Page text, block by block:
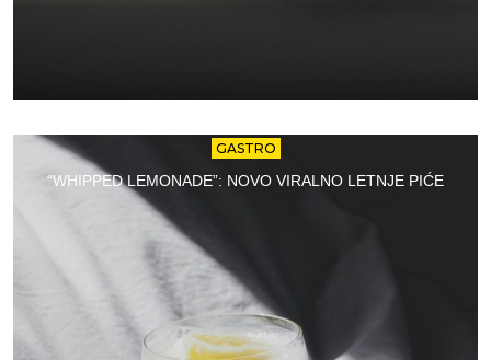
GASTRO
“WHIPPED LEMONADE”: NOVO VIRALNO LETNJE PIĆE